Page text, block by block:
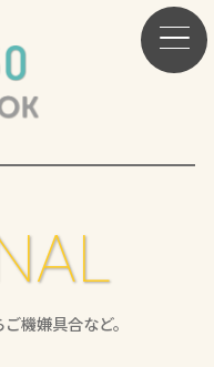
機嫌具合など。